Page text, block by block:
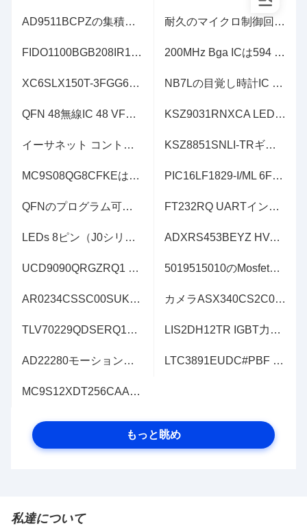
AD9511BCPZの集積回路の破片1.2 GHzのクロック分散ICの破片の金中国の製造者 耐久のマイクロ制御回路IC MCU TMS320C6747DZKBT3 256-BGAディジタル信号プロセッサ
FIDO1100BGB208IR1マイクロ制御回路IC 32ビット単心66MHz 32KB RREM 208-BGA 200MHz Bga ICは594 Kbit EP4CE30F23C8N EP4CE30F23I7N FPGAを欠く
XC6SLX150T-3FGG676Iスパルタ式6のLXTProgrammable ICの破片（FPGA） IC 396 4939776 147443 676-BGA NB7Lの目覚し時計IC NB7L1008 Qfn ICの破片の電子部品
QFN 48無線IC 48 VFQFN RFの集積回路CC1310F128 CC1310F128RGZR KSZ9031RNXCA LEDの運転者ICの運転者の受信機4/4のトランシーバーの完全なイーサネット48-QFN
イーサネット コントローラー8チャネル802.3at （PoE+）上のPD69208T4ILQ-TR力、802.3af （PoE） 56-QFN （8x8） KSZ8851SNLI-TRギガビットのイーサネット コントローラー10/100の基盤T/TX PHY SPIインターフェイス32-QFN （5x5）
MC9S08QG8CFKEは埋め込んだマイクロ制御回路IC 8ビット20MHz 8KB （8K X 8）抜け目がない24-QFN-EP （4x4）を PIC16LF1829-I/ML 6Fのマイクロ制御回路IC 8ビット32MHz 14KB （8K X 14）フラッシュ20-QFN （4x4）
QFNのプログラム可能な論理ICS 2KV 2KR TXB0104RUTR TXB0104RUTT FT232RQ UARTインターフェイスIC Usb QFN 32のチップセットFT232RL FT232
LEDs 8ピン（J0シリーズ）統合された磁気学のコネクター（ICM）が付いている10/100の基盤TX RJ45 1x1タブJ0011D21BNL ADXRS453BEYZ HVACの温度検出器のジャイロ スコープのデジタル出力のデジタル出力
UCD9090QRGZRQ1 PMIC力管理ICスーパーバイザー10チャネル48-VQFN （7x7） 5019515010のMosfet力モジュールのコネクターの集積回路の破片ICの電子工学
AR0234CSSC00SUKA0-CPの光学イメージ センサーCMOSのイメージ センサー83-ODCSP カメラASX340CS2C00SPED0-DRBR CMOSのイメージ センサー728H X 560V 5.6µM x 5.6µM 63-IBGA （7.5x7.5）
TLV70229QDSERQ1線形電圧安定器ICの陽性は修理した1出力300mA 6-WSON （1.5x1.5）を LIS2DH12TR IGBT力モジュールのモーションセンサーの加速度計
AD22280モーションセンサーの加速度計のＸ軸±50g 400Hz 8-CLCC （5x5） LTC3891EUDC#PBF IGBT力モジュールの木びき台の調整装置肯定的な20-QFN （3x4）
MC9S12XDT256CAAは埋め込んだマイクロ制御回路IC 16ビット80MHz 256KB （256K X 8）抜け目がない80-QFP （14x14）を
もっと眺め
私達について